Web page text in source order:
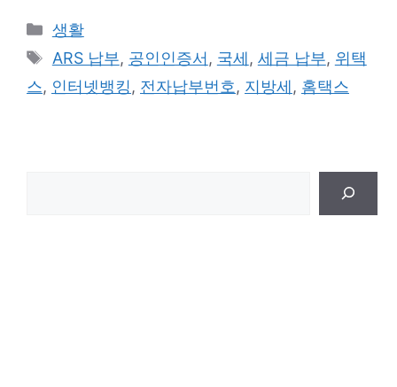
카
테
리
생활
태
그
ARS 납부, 공인인증서, 국세, 세금 납부, 위택
스, 인터넷뱅킹, 전자납부번호, 지방세, 홈택스